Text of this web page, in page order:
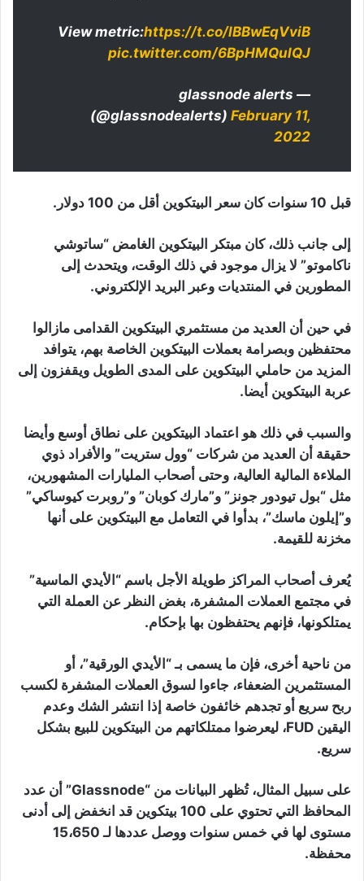
View metric:https://t.co/lBBwEqVviB
pic.twitter.com/6BpHMQulQJ
— glassnode alerts
(@glassnodealerts) February 11,
2022
قبل 10 سنوات كان سعر البيتكوين أقل من 100 دولار.
إلى جانب ذلك، كان مبتكر البيتكوين الغامض “ساتوشي
ناكاموتو” لا يزال موجود في ذلك الوقت، ويتحدث إلى
المطورين في المنتديات وعبر البريد الإلكتروني.
في حين أن العديد من مستثمري البيتكوين القدامى مازالوا
محتفظين وبصرامة بعملات البيتكوين الخاصة بهم، يتوافد
المزيد من حاملي البيتكوين على المدى الطويل ويقفزون إلى
عربة البيتكوين أيضا.
والسبب في ذلك هو اعتماد البيتكوين على نطاق أوسع وأيضا
حقيقة أن العديد من شركات “وول ستريت” والأفراد ذوي
الملاءة المالية العالية، وحتى أصحاب المليارات المشهورين،
مثل “بول تيودور جونز” و”مارك كوبان” و”روبرت كيوساكي”
و”إيلون ماسك”، بدأوا في التعامل مع البيتكوين على أنها
مخزنة للقيمة.
يُعرف أصحاب المراكز طويلة الأجل باسم “الأيدي الماسية”
في مجتمع العملات المشفرة، بغض النظر عن العملة التي
يمتلكونها، فإنهم يحتفظون بها بإحكام.
من ناحية أخرى، فإن ما يسمى بـ “الأيدي الورقية”، أو
المستثمرين الضعفاء، جاءوا لسوق العملات المشفرة لكسب
ربح سريع أو تجدهم خائفون خاصة إذا انتشر الشك وعدم
اليقين FUD، ليعرضوا ممتلكاتهم من البيتكوين للبيع بشكل
سريع.
على سبيل المثال، تُظهر البيانات من “Glassnode” أن عدد
المحافظ التي تحتوي على 100 بيتكوين قد انخفض إلى أدنى
مستوى لها في خمس سنوات ووصل عددها لـ 15،650
محفظة.